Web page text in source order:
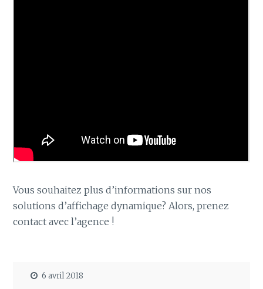
Vous souhaitez plus d’informations sur nos
solutions d’affichage dynamique? Alors, prenez
contact avec l’agence !
6 avril 2018